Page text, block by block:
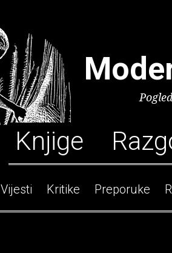
Knjige
Vijesti Kritike Preporuke